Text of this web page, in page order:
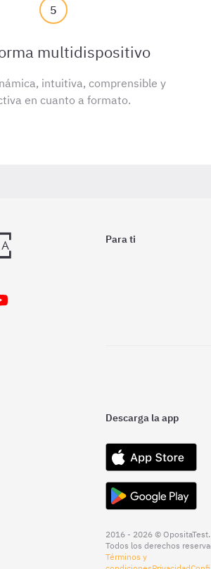
5
multidispositivo
intuitiva, comprensible y
en cuanto a formato.
Para ti
Descarga la app
2016 - 2026 © OpositaTest.
Todos los derechos
Términos y